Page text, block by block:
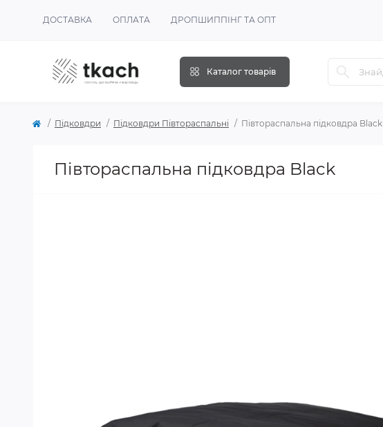
ДОСТАВКА ОПЛАТА ДРОПШИППІНГ ТА ОПТ
Каталог товарів
Підковдри Підковдри Півтораспальні Півтораспальна підковдра Black
Півтораспальна підковдра Black